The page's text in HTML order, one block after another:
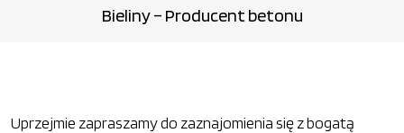
Bieliny – Producent betonu
Uprzejmie zapraszamy do zaznajomienia się z bogatą